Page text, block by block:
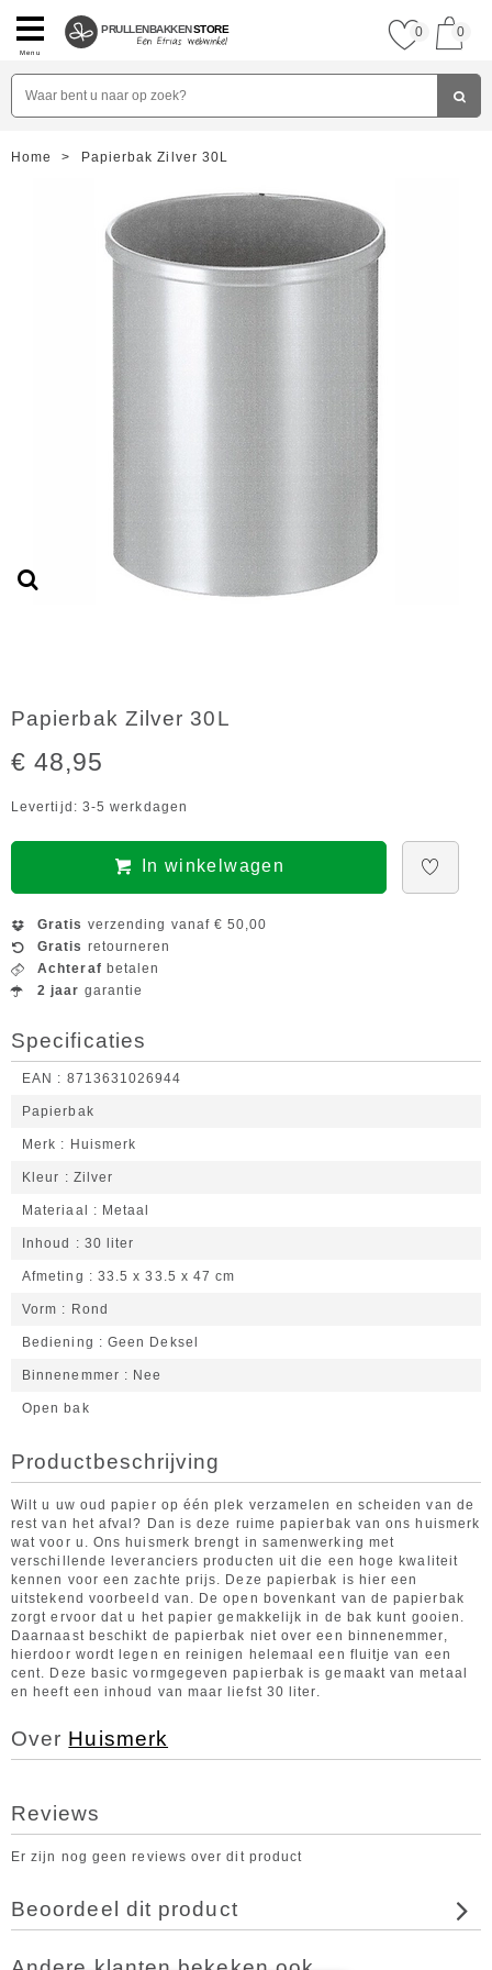
Menu
PRULLENBAKKENSTORE 0 0
Home > Papierbak Zilver 30L
Papierbak Zilver 30L
€ 48,95
Levertijd: 3-5 werkdagen
In winkelwagen
Gratis verzending vanaf € 50,00
Gratis retourneren
Achteraf betalen
2 jaar garantie
Specificaties
EAN 8713631026944
Papierbak
Merk Huismerk
Kleur Zilver
Materiaal Metaal
Inhoud 30 liter
Afmeting 33.5 x 33.5 x 47 cm
Vorm Rond
Bediening Geen Deksel
Binnenemmer Nee
Open bak
Productbeschrijving
Wilt u uw oud papier op één plek verzamelen en scheiden van de
rest van het afval? Dan is deze ruime papierbak van ons huismerk
wat voor u. Ons huismerk brengt in samenwerking met
verschillende leveranciers producten uit die een hoge kwaliteit
kennen voor een zachte prijs. Deze papierbak is hier een
uitstekend voorbeeld van. De open bovenkant van de papierbak
zorgt ervoor dat u het papier gemakkelijk in de bak kunt gooien.
Daarnaast beschikt de papierbak niet over een binnenemmer,
hierdoor wordt legen en reinigen helemaal een fluitje van een
cent. Deze basic vormgegeven papierbak is gemaakt van metaal
en heeft een inhoud van maar liefst 30 liter.
Over Huismerk
Reviews
Er zijn nog geen reviews over dit product
Beoordeel dit product